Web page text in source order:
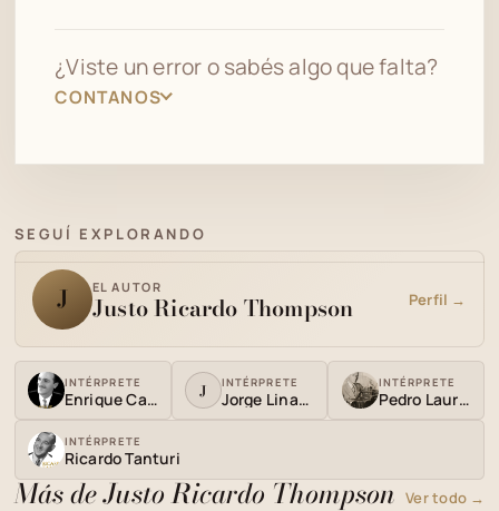
¿Viste un error o sabés algo que falta?
CONTANOS
SEGUÍ EXPLORANDO
J EL AUTOR
Justo Ricardo Thompson Perfil →
INTÉRPRETE
Enrique Campos J INTÉRPRETE
Jorge Linares
INTÉRPRETE
Pedro Laurenz
INTÉRPRETE
Ricardo Tanturi
Más de Justo Ricardo Thompson Ver todo →